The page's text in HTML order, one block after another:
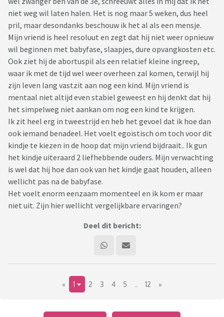
niet weg wil laten halen. Het is nog maar 5 weken, dus heel
pril, maar desondanks beschouw ik het al als een mensje.
Mijn vriend is heel resoluut en zegt dat hij niet weer opnieuw
wil beginnen met babyfase, slaapjes, dure opvangkosten etc.
Ook ziet hij de abortuspil als een relatief kleine ingreep,
waar ik met de tijd wel weer overheen zal komen, terwijl hij
zijn leven lang vastzit aan nog een kind. Mijn vriend is
mentaal niet altijd even stabiel geweest en hij denkt dat hij
het simpelweg niet aankan om nog een kind te krijgen.
Ik zit heel erg in tweestrijd en heb het gevoel dat ik hoe dan
ook iemand benadeel. Het voelt egoïstisch om toch voor dit
kindje te kiezen in de hoop dat mijn vriend bijdraait.. Ik gun
het kindje uiteraard 2 liefhebbende ouders. Mijn verwachting
is wel dat hij hoe dan ook van het kindje gaat houden, alleen
wellicht pas na de babyfase.
Het voelt enorm eenzaam momenteel en ik kom er maar
niet uit. Zijn hier wellicht vergelijkbare ervaringen?
Deel dit bericht:
« 1 2 3 4 5 12 »